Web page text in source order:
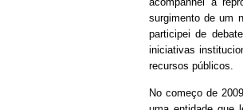
surgimento de um
participei de
iniciativas
recursos públicos.
No começo de